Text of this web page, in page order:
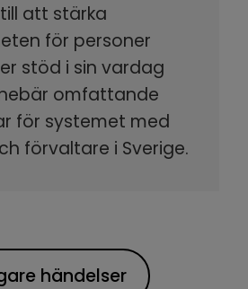
att stärka
för personer
stöd i sin vardag
omfattande
för systemet med
förvaltare i Sverige.
händelser